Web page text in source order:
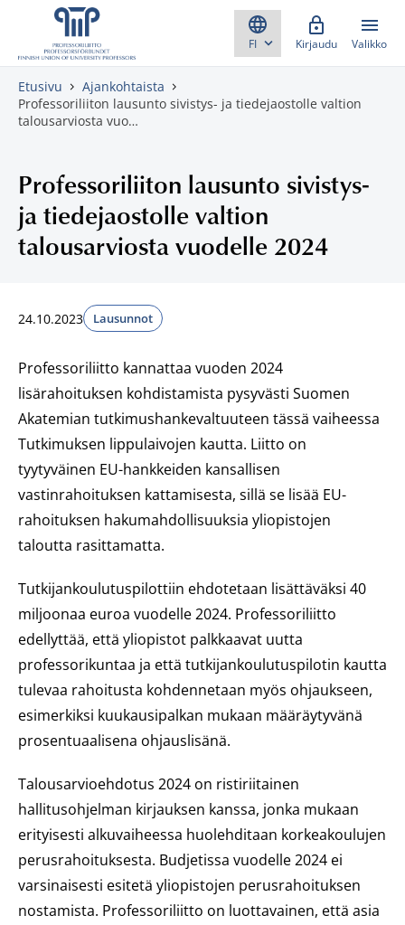
Skippaa sisältö
Kirjaudu Valikko
Etusivu
Ajankohtaista
Professoriliiton lausunto sivistys- ja tiedejaostolle valtion
talousarviosta vuo…
Professoriliiton lausunto sivistys-
ja tiedejaostolle valtion
talousarviosta vuodelle 2024
24.10.2023 Lausunnot
Professoriliitto kannattaa vuoden 2024
lisärahoituksen kohdistamista pysyvästi Suomen
Akatemian tutkimushankevaltuuteen tässä vaiheessa
Tutkimuksen lippulaivojen kautta. Liitto on
tyytyväinen EU-hankkeiden kansallisen
vastinrahoituksen kattamisesta, sillä se lisää EU-
rahoituksen hakumahdollisuuksia yliopistojen
taloutta rasittamatta.
Tutkijankoulutuspilottiin ehdotetaan lisättäväksi 40
miljoonaa euroa vuodelle 2024. Professoriliitto
edellyttää, että yliopistot palkkaavat uutta
professorikuntaa ja että tutkijankoulutuspilotin kautta
tulevaa rahoitusta kohdennetaan myös ohjaukseen,
esimerkiksi kuukausipalkan mukaan määräytyvänä
prosentuaalisena ohjauslisänä.
Talousarvioehdotus 2024 on ristiriitainen
hallitusohjelman kirjauksen kanssa, jonka mukaan
erityisesti alkuvaiheessa huolehditaan korkeakoulujen
perusrahoituksesta. Budjetissa vuodelle 2024 ei
varsinaisesti esitetä yliopistojen perusrahoituksen
nostamista. Professoriliitto on luottavainen, että asia